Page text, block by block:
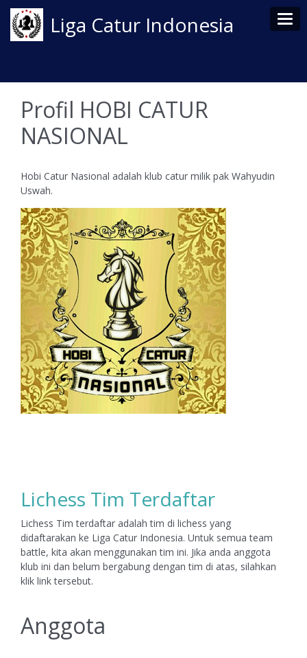
Liga Catur Indonesia
Profil HOBI CATUR
NASIONAL
Hobi Catur Nasional adalah klub catur milik pak Wahyudin
Uswah.
Lichess Tim Terdaftar
Lichess Tim terdaftar adalah tim di lichess yang
didaftarakan ke Liga Catur Indonesia. Untuk semua team
battle, kita akan menggunakan tim ini. Jika anda anggota
klub ini dan belum bergabung dengan tim di atas, silahkan
klik link tersebut.
Anggota